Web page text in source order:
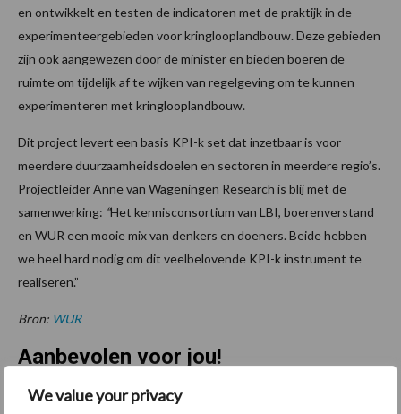
We value your privacy
en ontwikkelt en testen de indicatoren met de praktijk in de
experimenteergebieden voor kringlooplandbouw. Deze gebieden
zijn ook aangewezen door de minister en bieden boeren de
ruimte om tijdelijk af te wijken van regelgeving om te kunnen
experimenteren met kringlooplandbouw.
Dit project levert een basis KPI-k set dat inzetbaar is voor
meerdere duurzaamheidsdoelen en sectoren in meerdere regio’s.
Projectleider Anne van Wageningen Research is blij met de
samenwerking: “Het kennisconsortium van LBI, boerenverstand
en WUR een mooie mix van denkers en doeners. Beide hebben
we heel hard nodig om dit veelbelovende KPI-k instrument te
realiseren.”
Bron: WUR
Aanbevolen voor jou!
Grondstoffenmarkt blijft